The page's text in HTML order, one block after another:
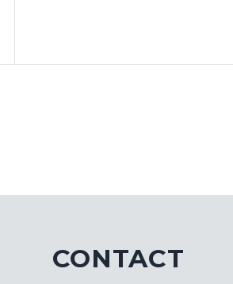
CONTACT